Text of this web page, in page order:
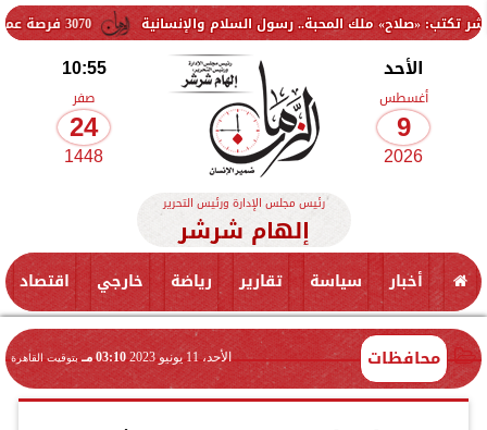
3070 فرصة عمل جديدة بالقطاع الخاص.. وظائف برواتب تصل إلى 9500 جنيه ملك المحبة.. رسول السلام والإنسانية
الأحد
أغسطس
9
2026
10:55
صفر
24
1448
رئيس مجلس الإدارة ورئيس التحرير
إلهام شرشر
أخبار سياسة تقارير رياضة خارجي اقتصاد
محافظات الأحد، 11 يونيو 2023 03:10 مـ بتوقيت القاهرة